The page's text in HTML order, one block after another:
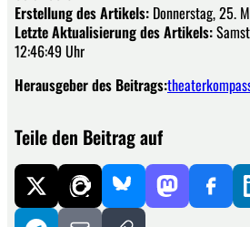
Erstellung des Artikels: Donnerstag, 25.
Letzte Aktualisierung des Artikels:
12:46:49 Uhr
Herausgeber des Beitrags:
Teile den Beitrag auf